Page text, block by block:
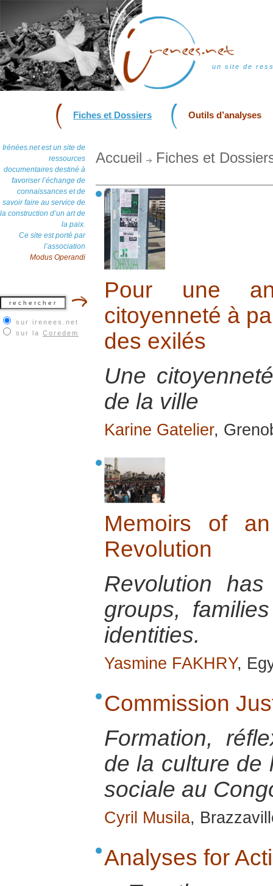
un site de
Fiches et Dossiers Outils d’analyses
Irénées.net est un site de
ressources
documentaires destiné à
favoriser l’échange de
connaissances et de
savoir faire au service de
la construction d’un art de
la paix.
Ce site est porté par
l’association
Modus Operandi
sur irenees.net
sur la Coredem
Accueil Fiches et
Pour une
citoyenneté à
des exilés
Une
de la ville
Karine Gatelier,
Memoirs of
Revolution
Revolution
groups,
identities.
Yasmine FAKHRY,
Commission
Formation,
de la culture de
sociale au
Cyril Musila,
Analyses for